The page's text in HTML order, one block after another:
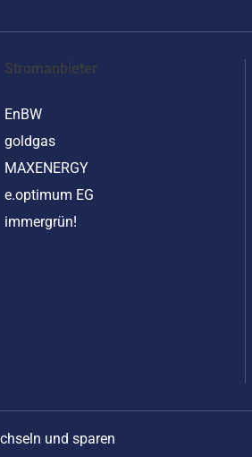
Stromanbieter
EnBW
goldgas
MAXENERGY
e.optimum EG
immergrün!
und sparen